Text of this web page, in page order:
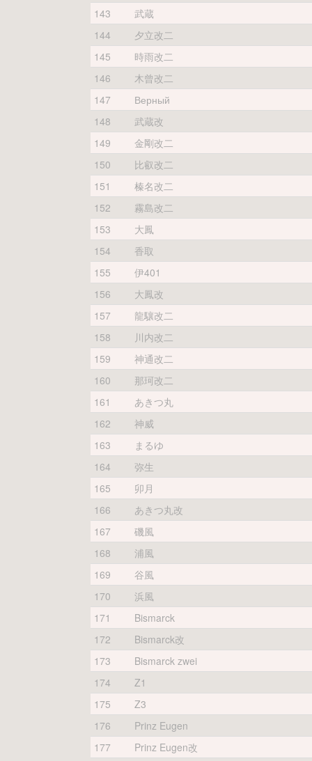
143
武蔵
144
夕立改二
145
時雨改二
146
木曾改二
147
Верный
148
武蔵改
149
金剛改二
150
比叡改二
151
榛名改二
152
霧島改二
153
大鳳
154
香取
155
伊401
156
大鳳改
157
龍驤改二
158
川内改二
159
神通改二
160
那珂改二
161
あきつ丸
162
神威
163
まるゆ
164
弥生
165
卯月
166
あきつ丸改
167
磯風
168
浦風
169
谷風
170
浜風
171
Bismarck
172
Bismarck改
173
Bismarck zwei
174
Z1
175
Z3
176
Prinz Eugen
177
Prinz Eugen改